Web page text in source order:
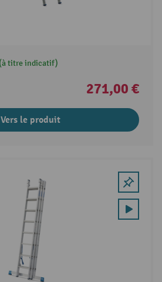
titre indicatif)
271,00 €
Vers le produit